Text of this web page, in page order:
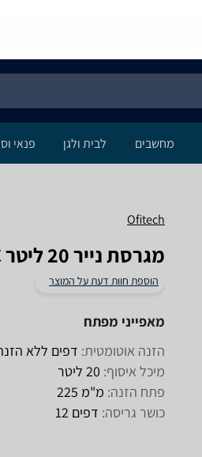
מחשבים לבית ולגן פנאי
Ofitech
מגרסת נייר ‏20 ‏ליטר Ofitech 2310CC
הוספת חוות דעת על המוצר
מאפייני מפתח
הזנה אוטומטית: דפים‏ ללא
מיכל איסוף: 20 ליטר
פתח הזנה: מ"מ‏ 225
כושר גריסה: דפים‏ 12